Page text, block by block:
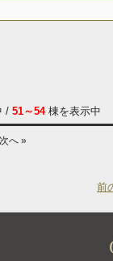
/ 51～54棟を表示中
次へ »
前